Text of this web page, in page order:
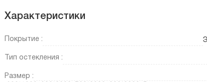
Характеристики
Покрытие :
Тип остекления :
Размер :